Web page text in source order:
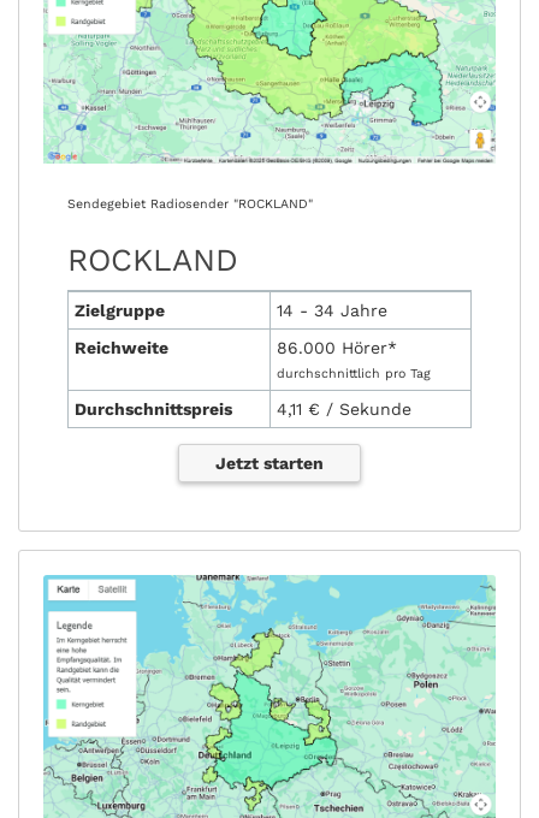
Sendegebiet Radiosender "ROCKLAND"
ROCKLAND
Zielgruppe
14 - 34 Jahre
Reichweite
86.000 Hörer*
durchschnittlich pro Tag
Durchschnittspreis 4,11 € / Sekunde
Jetzt starten